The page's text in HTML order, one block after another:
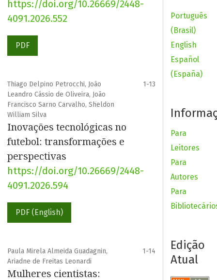
https://doi.org/10.26669/2448-
4091.2026.552
PDF
Thiago Delpino Petrocchi, João
Leandro Cássio de Oliveira, João
Francisco Sarno Carvalho, Sheldon
William Silva
1-13
Inovações tecnológicas no
futebol: transformações e
perspectivas
https://doi.org/10.26669/2448-
4091.2026.594
PDF (English)
Paula Mirela Almeida Guadagnin,
Ariadne de Freitas Leonardi
1-14
Mulheres cientistas:
Português
(Brasil)
English
Español
(España)
Para
Leitores
Para
Autores
Para
Edição
Atual